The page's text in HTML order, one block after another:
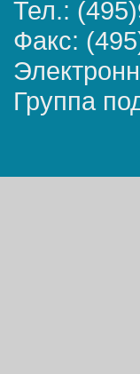
Тел.:
Факс:
Группа